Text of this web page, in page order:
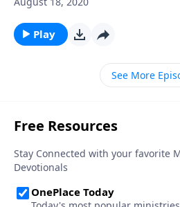
identificarse con las palabras
Pablo a los cristianos de
Pablo tenía en Dios le guió
siempre manteniendo su curso
así, deje que Pablo le enseñe a
total en Dios e izar sus velas
Play
See More